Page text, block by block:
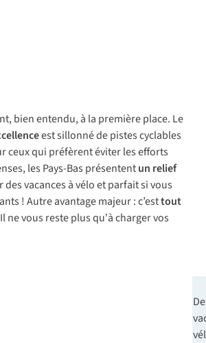
bien entendu, à la première place. Le
est sillonné de pistes cyclables
ceux qui préfèrent éviter les efforts
les Pays-Bas présententun relief
des vacances à vélo et parfait si vous
! Autre avantage majeur : c’esttout
ne vous reste plus qu'à charger vos